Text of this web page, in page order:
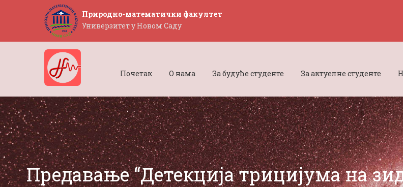
Природно-математички факултет
Универзитет у Новом Саду
Почетак О нама За будуће студенте За актуелне студенте
Предавање “Детекција трицијума на